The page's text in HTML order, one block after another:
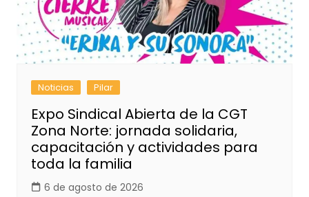
Noticias Pilar
Expo Sindical Abierta de la CGT
Zona Norte: jornada solidaria,
capacitación y actividades para
toda la familia
6 de agosto de 2026